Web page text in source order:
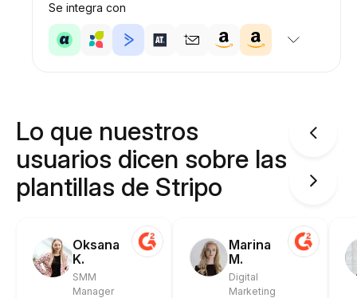
Se integra con
Lo que nuestros
usuarios dicen sobre las
plantillas de Stripo
Oksana
K.
SMM
Manager
Marina
M.
Digital
Marketing